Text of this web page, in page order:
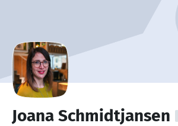
Joana Schmidtjansen